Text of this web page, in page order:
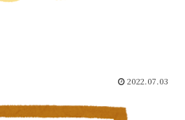
2022.07.03